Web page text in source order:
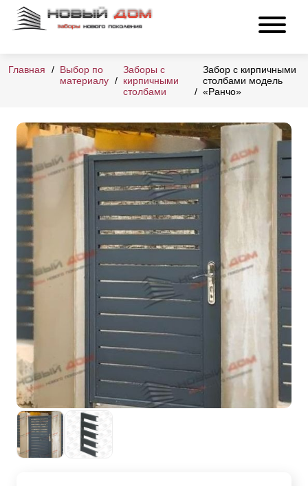
Главная
Выбор по
материалу
Заборы с
кирпичными
столбами
Забор с кирпичными
столбами модель
«Ранчо»